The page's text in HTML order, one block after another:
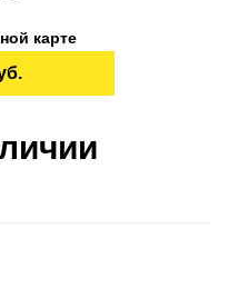
карте